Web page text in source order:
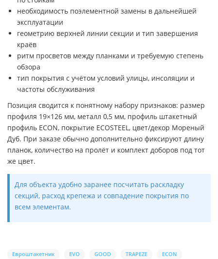
необходимость поэлементной замены в дальнейшей
эксплуатации
геометрию верхней линии секции и тип завершения
краёв
ритм просветов между планками и требуемую степень
обзора
тип покрытия с учётом условий улицы, инсоляции и
частоты обслуживания
Позиция сводится к понятному набору признаков: размер
профиля 19×126 мм, металл 0,5 мм, профиль штакетный
профиль ECON, покрытие ECOSTEEL, цвет/декор Мореный
Дуб. При заказе обычно дополнительно фиксируют длину
планок, количество на пролёт и комплект доборов под тот
же цвет.
Для объекта удобно заранее посчитать раскладку
секций, расход крепежа и совпадение покрытия по
всем элементам.
Евроштакетник EVO GOOD TRAPEZE ECON